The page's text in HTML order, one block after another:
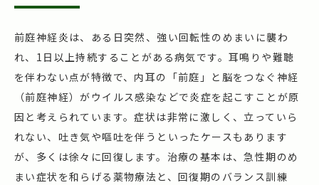
前庭神経炎は、ある日突然、強い回転性のめまいに襲わ
れ、1日以上持続することがある病気です。耳鳴りや難聴
を伴わない点が特徴で、内耳の「前庭」と脳をつなぐ神経
（前庭神経）がウイルス感染などで炎症を起こすことが原
因と考えられています。症状は非常に激しく、立っていら
れない、吐き気や嘔吐を伴うといったケースもあります
が、多くは徐々に回復します。治療の基本は、急性期のめ
まい症状を和らげる薬物療法と、回復期のバランス訓練